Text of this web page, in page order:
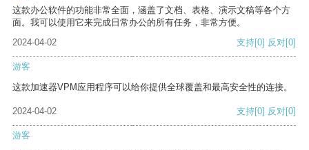
这款办公软件的功能非常全面，涵盖了文档、表格、演示文稿等各个方
面。我可以使用它来完成日常办公的所有任务，非常方便。
2024-04-02
支持[0] 反对[0]
游客
这款加速器VPM应用程序可以给你提供全球覆盖和最高安全性的连接。
2024-04-02 支持[0] 反对[0]
游客